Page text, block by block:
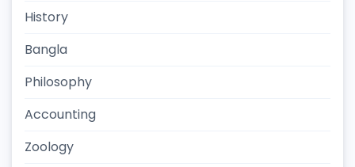
History
Bangla
Philosophy
Accounting
Zoology